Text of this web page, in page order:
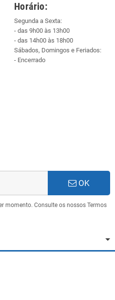
Horário:
Segunda a Sexta:
- das 9h00 às 13h00
- das 14h00 às 18h00
Sábados, Domingos e Feriados:
- Encerrado
OK
momento. Consulte os nossos Termos